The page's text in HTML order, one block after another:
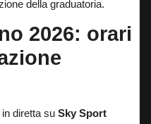
della graduatoria.
2026: orari
diretta su Sky Sport